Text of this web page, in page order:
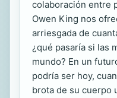
colaboración entre
Owen King nos
arriesgada de
¿qué pasaría si las
mundo? En un
podría ser hoy,
brota de su cuerpo